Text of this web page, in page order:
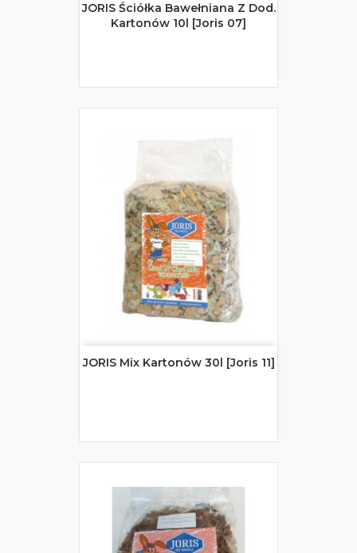
JORIS Ściółka Bawełniana Z Dod.
Kartonów 10l [Joris 07]
JORIS Mix Kartonów 30l [Joris 11]